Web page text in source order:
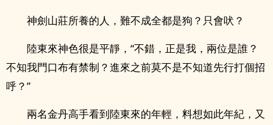
神劍山莊所養的人，難不成全都是狗？只會吠？
陸東來神色很是平靜，“不錯，正是我，兩位是誰？
不知我門口布有禁制？進來之前莫不是不知道先行打個招
呼？”
兩名金丹高手看到陸東來的年輕，料想如此年紀，又